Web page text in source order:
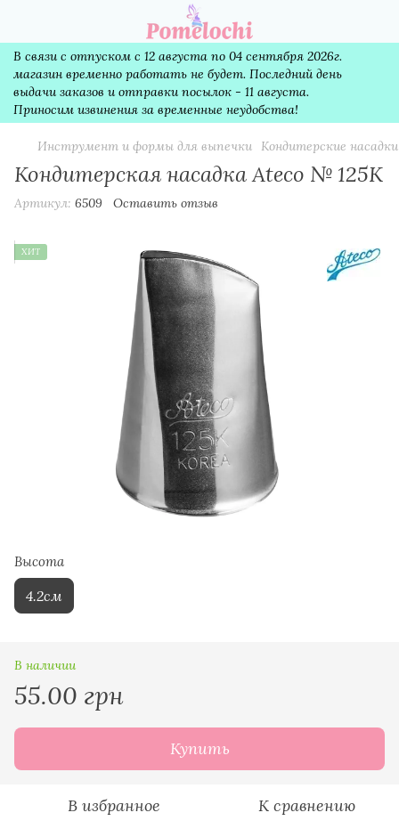
В связи с отпуском с 12 августа по 04 сентября 2026г.
магазин временно работать не будет. Последний день
выдачи заказов и отправки посылок - 11 августа.
Приносим извинения за временные неудобства!
Инструмент и формы для выпечки Кондитерские насадки
Кондитерская насадка Ateco № 125К
Артикул: 6509 Оставить отзыв
ХИТ
Высота
4.2см
В наличии
55.00 грн
Купить
В избранное К сравнению